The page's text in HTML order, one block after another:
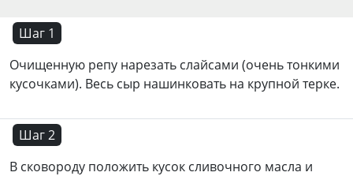
Шаг 1
Очищенную репу нарезать слайсами (очень тонкими
кусочками). Весь сыр нашинковать на крупной терке.
Шаг 2
В сковороду положить кусок сливочного масла и